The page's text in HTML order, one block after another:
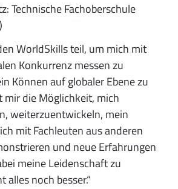
Technische Fachoberschule
WorldSkills teil, um mich mit
Konkurrenz messen zu
Können auf globaler Ebene zu
mir die Möglichkeit, mich
weiterzuentwickeln, mein
mit Fachleuten aus anderen
und neue Erfahrungen
meine Leidenschaft zu
alles noch besser.“